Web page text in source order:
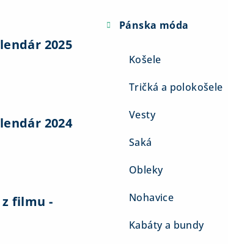
2025
2024
filmu -
Pánska móda
Košele
Tričká a polokošele
Vesty
Saká
Obleky
Nohavice
Kabáty a bundy